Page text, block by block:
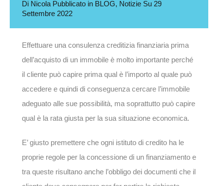
Di Nicola Pubblicato in BLOG, Notizie Su 29
Settembre 2022
Effettuare una consulenza creditizia finanziaria prima
dell’acquisto di un immobile è molto importante perché
il cliente può capire prima qual è l’importo al quale può
accedere e quindi di conseguenza cercare l’immobile
adeguato alle sue possibilità, ma soprattutto può capire
qual è la rata giusta per la sua situazione economica.
E’ giusto premettere che ogni istituto di credito ha le
proprie regole per la concessione di un finanziamento e
tra queste risultano anche l’obbligo dei documenti che il